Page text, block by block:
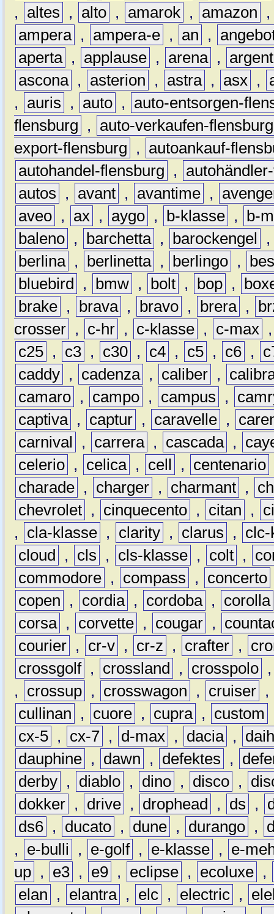
,
altes , alto , amarok , amazon
ampera , ampera-e , an ,
aperta , applause , arena ,
ascona , asterion , astra , asx ,
,
auris , auto ,
auto-entsorgen-
flensburg
,
auto-verkaufen-flensburg
export-flensburg
,
autoankauf-
autohandel-flensburg
,
autos
, avant , avantime ,
aveo , ax , aygo , b-klasse ,
b-
baleno , barchetta , barockengel
berlina , berlinetta , berlingo ,
bluebird
, bmw , bolt , bop ,
brake , brava , bravo , brera ,
crosser , c-hr , c-klasse , c-max
c25 , c3 , c30 , c4 , c5 , c6 ,
caddy , cadenza , caliber ,
camaro , campo , campus ,
captiva , captur , caravelle ,
carnival
, carrera , cascada ,
celerio , celica , cell , centenario
charade , charger , charmant ,
chevrolet , cinquecento , citan ,
,
cla-klasse , clarity , clarus ,
clc-
cloud
, cls , cls-klasse , colt ,
commodore , compass , concerto
copen
, cordia , cordoba ,
corolla
corsa , corvette , cougar ,
courier , cr-v , cr-z , crafter ,
crossgolf , crossland , crosspolo
,
crossup , crosswagon , cruiser ,
cullinan
, cuore , cupra , custom
cx-5 , cx-7 , d-max , dacia ,
dauphine , dawn , defektes ,
derby , diablo , dino , disco ,
dokker , drive , drophead , ds ,
ds6 , ducato , dune , durango ,
,
e-bulli , e-golf , e-klasse ,
e-
up , e3 , e9 , eclipse , ecoluxe ,
elan
, elantra , elc , electric ,